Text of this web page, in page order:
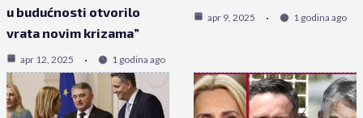
u budućnosti otvorilo
vrata novim krizama”
apr 12, 2025 1 godina ago
apr 9, 2025 1 godina ago